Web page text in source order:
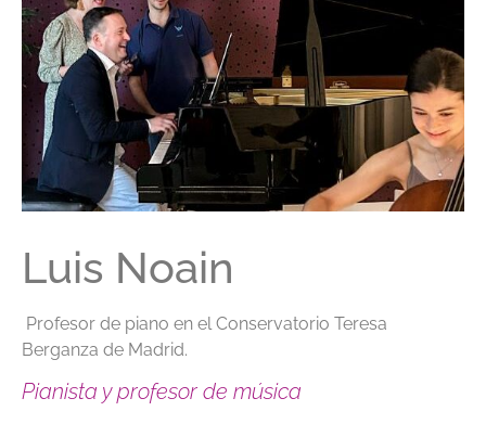
Luis Noain
Profesor de piano en el Conservatorio Teresa
Berganza de Madrid.
Pianista y profesor de música